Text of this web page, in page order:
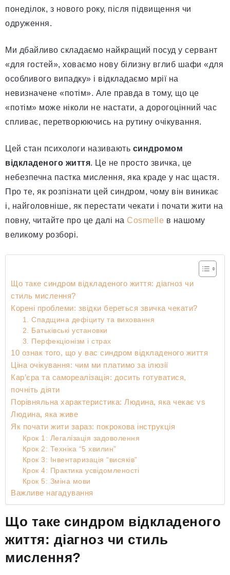
понеділок, з нового року, після підвищення чи
одруження.
Ми дбайливо складаємо найкращий посуд у сервант
«для гостей», ховаємо нову білизну вглиб шафи «для
особливого випадку» і відкладаємо мрії на
невизначене «потім». Але правда в тому, що це
«потім» може ніколи не настати, а дорогоцінний час
спливає, перетворюючись на рутину очікування.
Цей стан психологи називають синдромом
відкладеного життя. Це не просто звичка, це
небезпечна пастка мислення, яка краде у нас щастя.
Про те, як розпізнати цей синдром, чому він виникає
і, найголовніше, як перестати чекати і почати жити на
повну, читайте про це далі на Cosmelle в нашому
великому розборі.
Що таке синдром відкладеного життя: діагноз чи
стиль мислення?
Корені проблеми: звідки береться звичка чекати?
1. Спадщина дефіциту та виховання
2. Батьківські установки
3. Перфекціонізм і страх
10 ознак того, що у вас синдром відкладеного життя
Ціна очікування: чим ми платимо за ілюзії
Кар’єра та самореалізація: досить готуватися,
почніть діяти
Порівняльна характеристика: Людина, яка чекає vs
Людина, яка живе
Як почати жити зараз: покрокова інструкція
Крок 1: Легалізація задоволення
Крок 2: Техніка “5 хвилин”
Крок 3: Інвентаризація “висяків”
Крок 4: Практика усвідомленості
Крок 5: Зміна мови
Важливе нагадування
Що таке синдром відкладеного
життя: діагноз чи стиль
мислення?